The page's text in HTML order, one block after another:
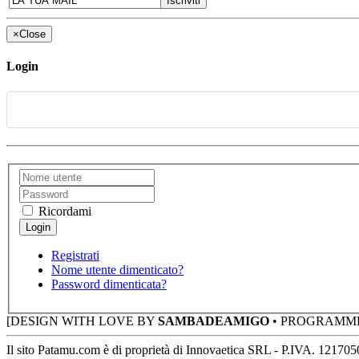
×Close
Login
Ricordami
Registrati
Nome utente dimenticato?
Password dimenticata?
[DESIGN WITH LOVE BY SAMBADEAMIGO •
Il sito Patamu.com è di proprietà di Innovaetica SRL - P.IVA.